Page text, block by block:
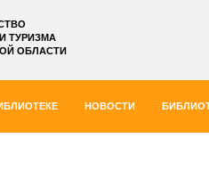
ТУРИЗМА
ОБЛАСТИ
НОВОСТИ